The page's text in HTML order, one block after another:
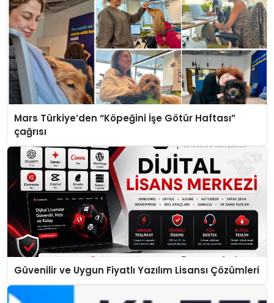
Mars Türkiye’den “Köpeğini İşe Götür Haftası”
çağrısı
Güvenilir ve Uygun Fiyatlı Yazılım Lisansı Çözümleri